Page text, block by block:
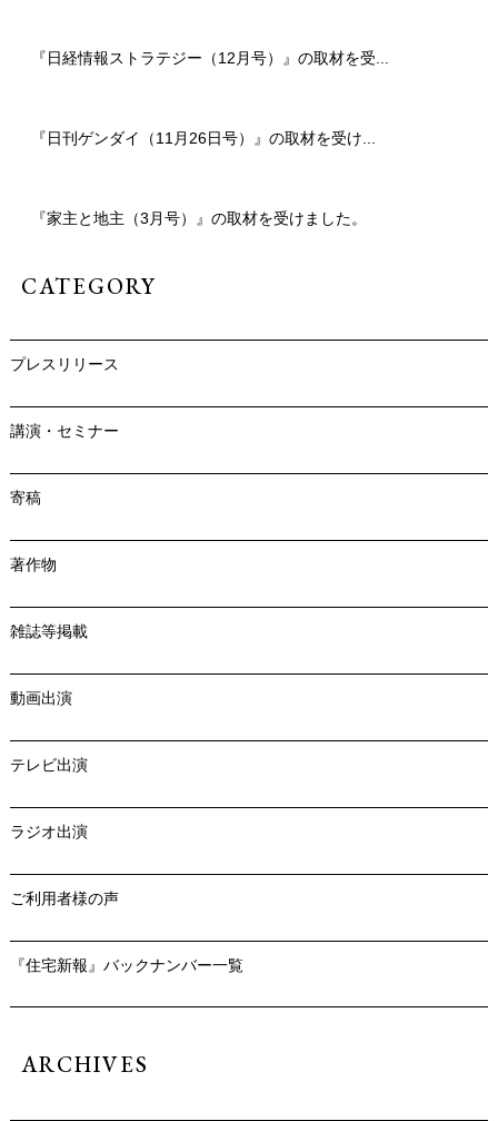
『日経情報ストラテジー（12月号）』の取材を受...
『日刊ゲンダイ（11月26日号）』の取材を受け...
『家主と地主（3月号）』の取材を受けました。
CATEGORY
プレスリリース
講演・セミナー
寄稿
著作物
雑誌等掲載
動画出演
テレビ出演
ラジオ出演
ご利用者様の声
『住宅新報』バックナンバー一覧
ARCHIVES